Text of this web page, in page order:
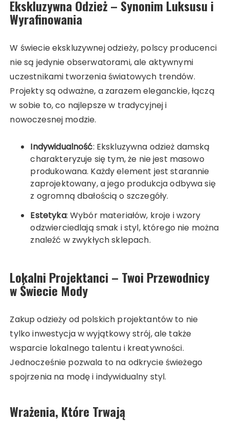
Ekskluzywna Odzież – Synonim Luksusu i
Wyrafinowania
W świecie ekskluzywnej odzieży, polscy producenci
nie są jedynie obserwatorami, ale aktywnymi
uczestnikami tworzenia światowych trendów.
Projekty są odważne, a zarazem eleganckie, łączą
w sobie to, co najlepsze w tradycyjnej i
nowoczesnej modzie.
Indywidualność: Ekskluzywna odzież damską
charakteryzuje się tym, że nie jest masowo
produkowana. Każdy element jest starannie
zaprojektowany, a jego produkcja odbywa się
z ogromną dbałością o szczegóły.
Estetyka: Wybór materiałów, kroje i wzory
odzwierciedlają smak i styl, którego nie można
znaleźć w zwykłych sklepach.
Lokalni Projektanci – Twoi Przewodnicy
w Świecie Mody
Zakup odzieży od polskich projektantów to nie
tylko inwestycja w wyjątkowy strój, ale także
wsparcie lokalnego talentu i kreatywności.
Jednocześnie pozwala to na odkrycie świeżego
spojrzenia na modę i indywidualny styl.
Wrażenia, Które Trwają